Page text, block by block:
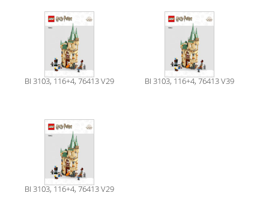
BI 3103, 116+4, 76413 V29 BI 3103, 116+4, 76413 V39
BI 3103, 116+4, 76413 V29